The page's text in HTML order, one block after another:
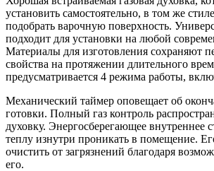
установить самостоятельно, в том же
подобрать варочную поверхность.
подходит для установки на любой
Материалы для изготовления сохраняют
свойства на протяжении длительного
предусматривается 4 режима работы,
Механический таймер оповещает об
готовки. Полный газ контроль
духовку. Энергосберегающее внутреннее
теплу изнутри проникать в помещение.
очистить от загрязнений благодаря
его.